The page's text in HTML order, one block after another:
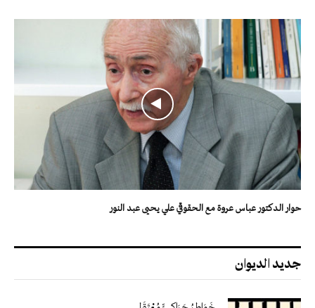
حوار الدكتور عباس عروة مع الحقوقي علي يحيى عبد النور
جديد الديوان